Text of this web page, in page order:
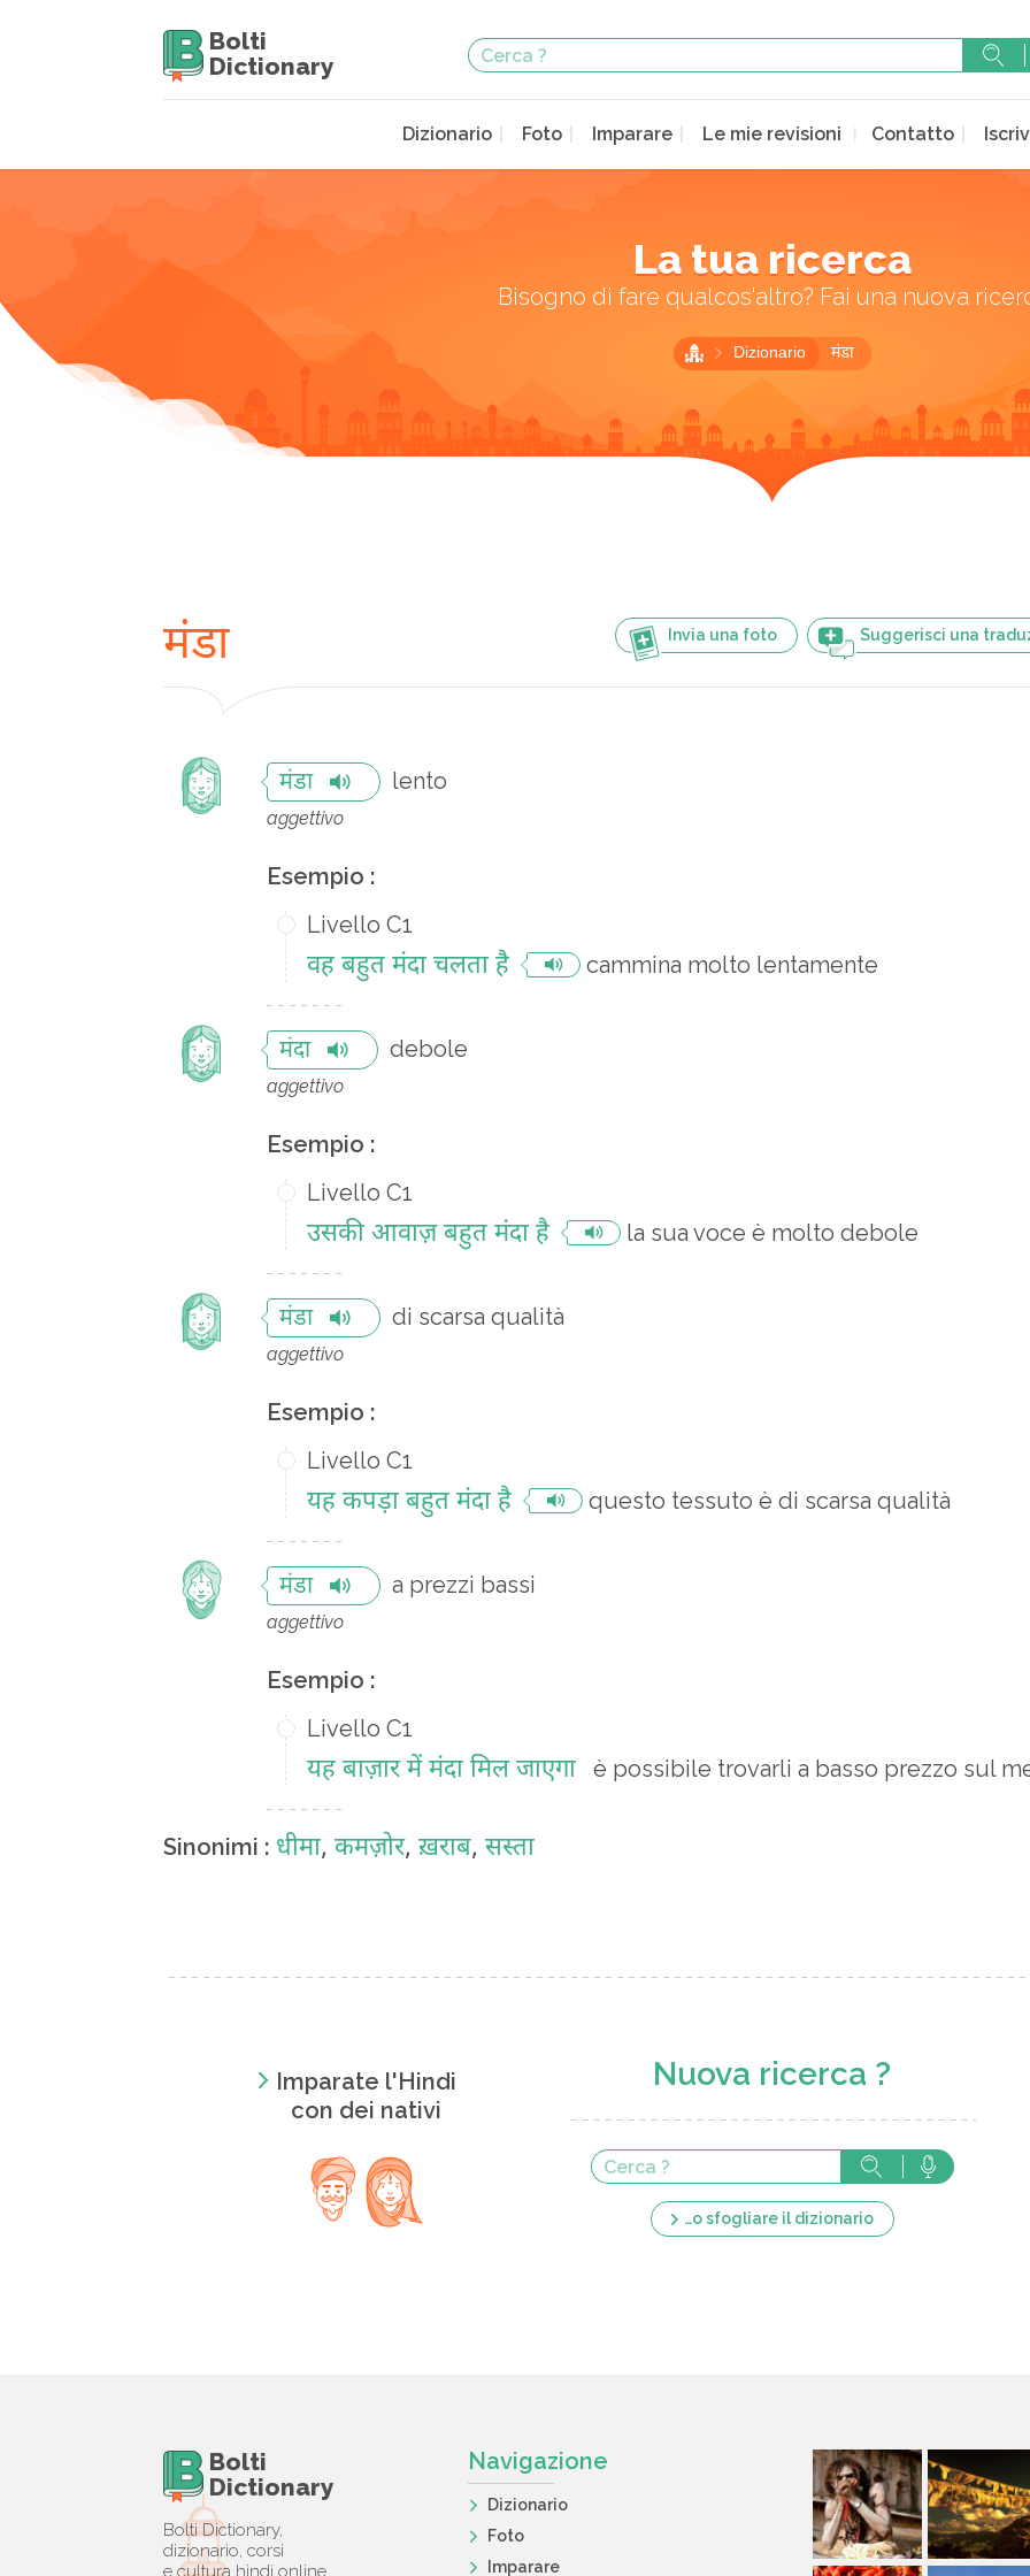
Bolti
Dictionary
Dizionario Foto Imparare Le mie revisioni Contatto
La tua ricerca
Bisogno di fare qualcos'altro? Fai una nuova
Dizionario मंडा
Invia una foto Suggerisci una
मंडा
मंडा lento
aggettivo
Esempio :
Livello C1
वह बहुत मंदा चलता है cammina molto lentamente
मंदा debole
aggettivo
Esempio :
Livello C1
उसकी आवाज़ बहुत मंदा है la sua voce è molto debole
मंडा di scarsa qualità
aggettivo
Esempio :
Livello C1
यह कपड़ा बहुत मंदा है questo tessuto è di scarsa qualità
मंडा a prezzi bassi
aggettivo
Esempio :
Livello C1
यह बाज़ार में मंदा मिल जाएगा è possibile trovarli a basso prezzo sul
Sinonimi : धीमा, कमज़ोर, ख़राब, सस्ता
Imparate l'Hindi
con dei nativi
Nuova ricerca ?
…o sfogliare il dizionario
Bolti
Dictionary
Bolti Dictionary,
dizionario, corsi
e cultura hindi online.
Navigazione
Dizionario
Foto
Imparare